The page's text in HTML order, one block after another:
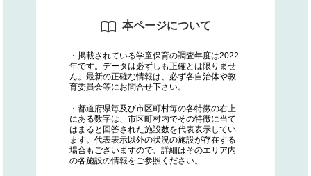
本ページについて
・掲載されている学童保育の調査年度は2022
年です。データは必ずしも正確とは限りませ
ん。最新の正確な情報は、必ず各自治体や教
育委員会等にお問合せ下さい。
・都道府県毎及び市区町村毎の各特徴の右上
にある数字は、市区町村内でその特徴に当て
はまると回答された施設数を代表表示してい
ます。代表表示以外の状況の施設が存在する
場合もございますので、詳細はそのエリア内
の各施設の情報をご参照ください。